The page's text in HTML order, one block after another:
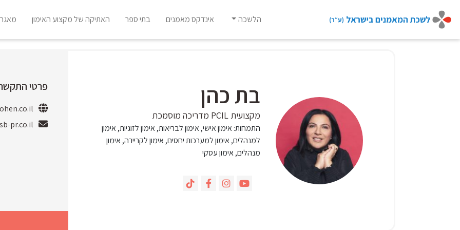
to
הלשכה אינדקס מאמנים בתי ספר האתיקה של מקצוע האימון
בת כהן
מקצועית PCIL מדריכה מוסמכת
התמחות:אימון אישי, אימון לבריאות, אימון לזוגיות, אימון
למנהלים, אימון למערכות יחסים, אימון לקריירה, אימון
מנהלים, אימון עסקי
פרטי
pr.co.il